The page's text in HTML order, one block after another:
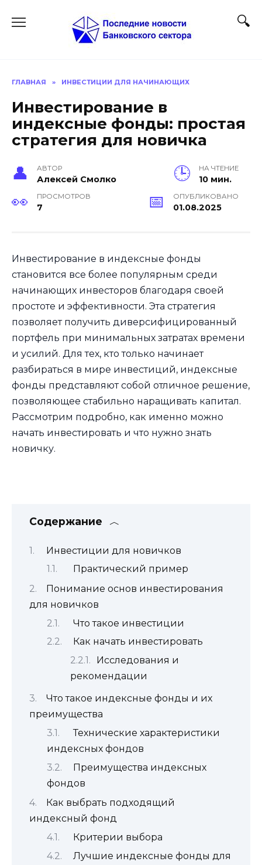
ГЛАВНАЯ » ИНВЕСТИЦИИ ДЛЯ НАЧИНАЮЩИХ
Инвестирование в
индексные фонды: простая
стратегия для новичка
АВТОР
Алексей Смолко
НА ЧТЕНИЕ
10 мин.
ПРОСМОТРОВ
7
ОПУБЛИКОВАНО
01.08.2025
Инвестирование в индексные фонды
становится все более популярным среди
начинающих инвесторов благодаря своей
простоте и эффективности. Эта стратегия
позволяет получить диверсифицированный
портфель при минимальных затратах времени
и усилий. Для тех, кто только начинает
разбираться в мире инвестиций, индексные
фонды представляют собой отличное решение,
позволяющее стабильно наращивать капитал.
Рассмотрим подробно, как именно можно
начать инвестировать и что нужно знать
новичку.
Содержание
Инвестиции для новичков
Практический пример
Понимание основ инвестирования
для новичков
Что такое инвестиции
Как начать инвестировать
Исследования и
рекомендации
Что такое индексные фонды и их
преимущества
Технические характеристики
индексных фондов
Преимущества индексных
фондов
Как выбрать подходящий
индексный фонд
Критерии выбора
Лучшие индексные фонды для